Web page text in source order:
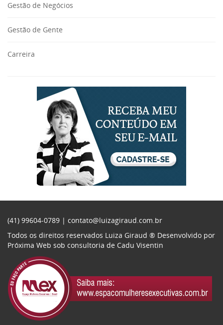
Gestão de Negócios
Gestão de Gente
Carreira
(41) 99604-0789 | contato@luizagiraud.com.br
Todos os direitos reservados Luiza Giraud ® Desenvolvido por
Próxima Web sob consultoria de Cadu Visentin